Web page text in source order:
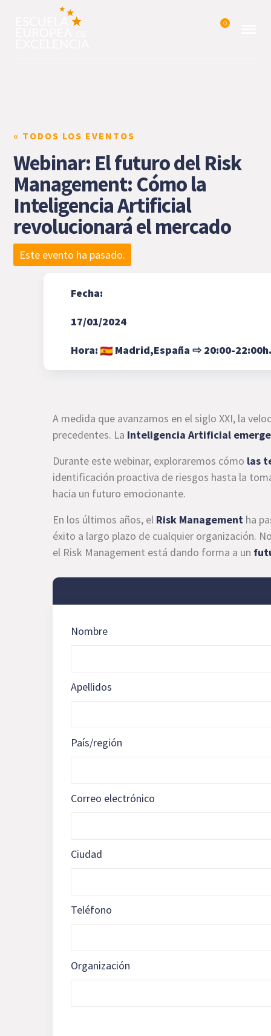
0
« TODOS LOS EVENTOS
Webinar: El futuro del Risk
Management: Cómo la
Inteligencia Artificial
revolucionará el mercado
Este evento ha pasado.
Fecha:
17/01/2024
Hora: Madrid,España ⇨ 20:00-22:00h.
A medida que avanzamos en el siglo XXI, la
precedentes. La Inteligencia Artificial
Durante este webinar, exploraremos cómo las
identificación proactiva de riesgos hasta la
hacia un futuro emocionante.
En los últimos años, el Risk Management ha
éxito a largo plazo de cualquier organización.
el Risk Management está dando forma a un
Nombre
Apellidos
País/región
Correo electrónico
Ciudad
Teléfono
Organización